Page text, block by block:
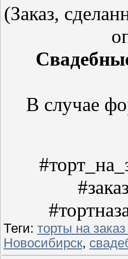
(Заказ,
В случае
Теги: торты на
Новосибирск,